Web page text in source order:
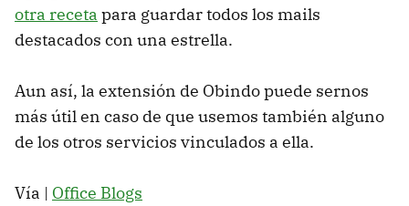
otra receta para guardar todos los mails
destacados con una estrella.
Aun así, la extensión de Obindo puede sernos
más útil en caso de que usemos también alguno
de los otros servicios vinculados a ella.
Vía | Office Blogs